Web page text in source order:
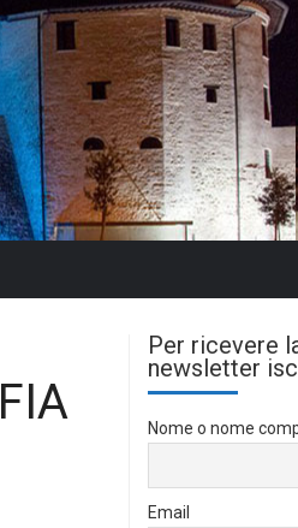
Per ricevere
newsletter
Nome o nome
Email